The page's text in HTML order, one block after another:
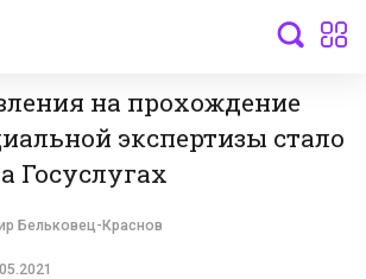
на прохождение
экспертизы стало
Госуслугах
Бельковец-Краснов